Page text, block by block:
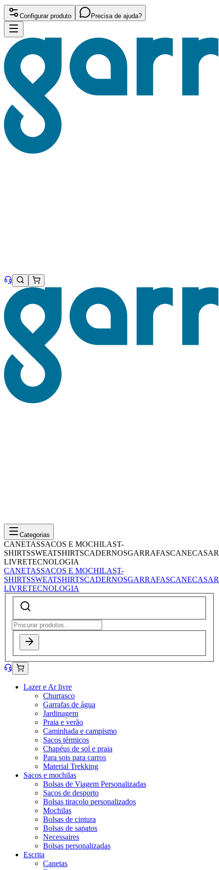
Configurar produto Precisa de ajuda?
Categorias
CANETASSACOS E MOCHILAST-
SHIRTSSWEATSHIRTSCADERNOSGARRAFASCANECASAR
LIVRETECNOLOGIA
CANETASSACOS E MOCHILAST-
SHIRTSSWEATSHIRTSCADERNOSGARRAFASCANECASAR
LIVRETECNOLOGIA
Lazer e Ar livre
Churrasco
Garrafas de água
Jardinagem
Praia e verão
Caminhada e campismo
Sacos térmicos
Chapéus de sol e praia
Para sois para carros
Material Trekking
Sacos e mochilas
Bolsas de Viagem Personalizadas
Sacos de desporto
Bolsas tiracolo personalizados
Mochilas
Bolsas de cintura
Bolsas de sapatos
Necessaires
Bolsas personalizadas
Escrita
Canetas